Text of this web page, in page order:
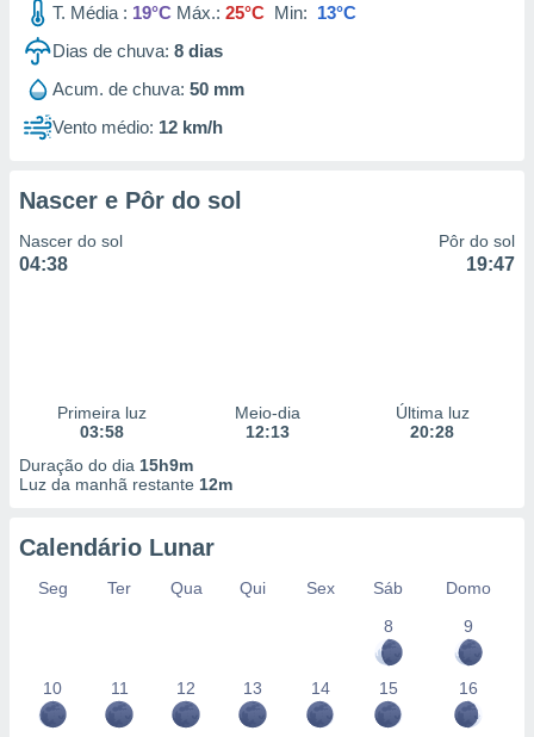
utilizar
criar
medir
da
de dados
e melhorar
dados
T. Média : 19°C Máx.: 25°C Min: 13°C
Dias de chuva: 8 dias
Acum. de chuva: 50 mm
Vento médio: 12 km/h
Nascer e Pôr do sol
Nascer do sol
04:38
Pôr do sol
19:47
Primeira luz
03:58
Meio-dia
12:13
Última luz
20:28
Duração do dia 15h9m
Luz da manhã restante 12m
Calendário Lunar
Seg Ter Qua Qui Sex Sáb
Domo
8
9
10 11 12 13 14 15 16